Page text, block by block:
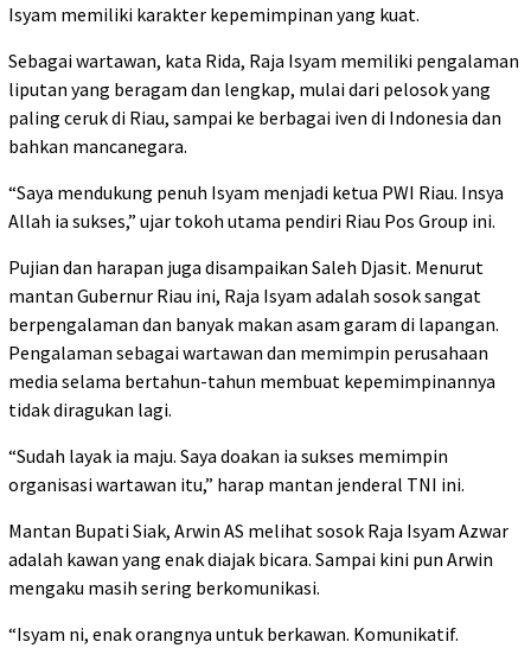
Isyam memiliki karakter kepemimpinan yang kuat.
Sebagai wartawan, kata Rida, Raja Isyam memiliki pengalaman
liputan yang beragam dan lengkap, mulai dari pelosok yang
paling ceruk di Riau, sampai ke berbagai iven di Indonesia dan
bahkan mancanegara.
“Saya mendukung penuh Isyam menjadi ketua PWI Riau. Insya
Allah ia sukses,” ujar tokoh utama pendiri Riau Pos Group ini.
Pujian dan harapan juga disampaikan Saleh Djasit. Menurut
mantan Gubernur Riau ini, Raja Isyam adalah sosok sangat
berpengalaman dan banyak makan asam garam di lapangan.
Pengalaman sebagai wartawan dan memimpin perusahaan
media selama bertahun-tahun membuat kepemimpinannya
tidak diragukan lagi.
“Sudah layak ia maju. Saya doakan ia sukses memimpin
organisasi wartawan itu,” harap mantan jenderal TNI ini.
Mantan Bupati Siak, Arwin AS melihat sosok Raja Isyam Azwar
adalah kawan yang enak diajak bicara. Sampai kini pun Arwin
mengaku masih sering berkomunikasi.
“Isyam ni, enak orangnya untuk berkawan. Komunikatif.